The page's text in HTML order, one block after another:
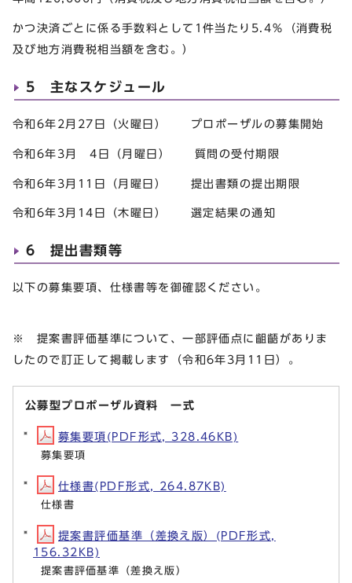
かつ決済ごとに係る手数料として1件当たり5.4％（消費税
及び地方消費税相当額を含む。）
5 主なスケジュール
令和6年2月27日（火曜日） プロポーザルの募集開始
令和6年3月 4日（月曜日） 質問の受付期限
令和6年3月11日（月曜日） 提出書類の提出期限
令和6年3月14日（木曜日） 選定結果の通知
6 提出書類等
以下の募集要項、仕様書等を御確認ください。
※ 提案書評価基準について、一部評価点に齟齬がありま
したので訂正して掲載します（令和6年3月11日）。
公募型プロポーザル資料 一式
募集要項(PDF形式, 328.46KB)
募集要項
仕様書(PDF形式, 264.87KB)
仕様書
提案書評価基準（差換え版）(PDF形式,
156.32KB)
提案書評価基準（差換え版）